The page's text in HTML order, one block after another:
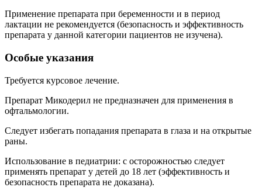
Применение препарата при беременности и в период
лактации не рекомендуется (безопасность и эффективность
препарата у данной категории пациентов не изучена).
Особые указания
Требуется курсовое лечение.
Препарат Микодерил не предназначен для применения в
офтальмологии.
Следует избегать попадания препарата в глаза и на открытые
раны.
Использование в педиатрии: с осторожностью следует
применять препарат у детей до 18 лет (эффективность и
безопасность препарата не доказана).